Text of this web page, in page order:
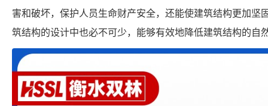
害和破坏，保护人员生命财产安全，还能使建筑结构更加坚
筑结构的设计中也必不可少，能够有效地降低建筑结构的自